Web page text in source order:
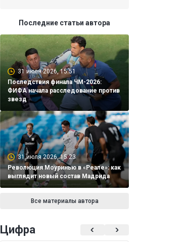
Последние статьи автора
31 июля 2026, 15:51
Последствия финала ЧМ-2026:
ФИФА начала расследование против
звезд
31 июля 2026, 15:23
Революция Моуринью в «Реале»: как
выглядит новый состав Мадрида
Все материалы автора
Цифра